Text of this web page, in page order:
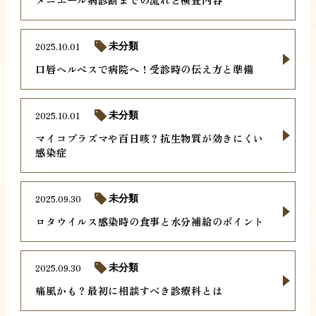
口唇ヘルペスで病院へ！受診時の伝え方と準備
2025.10.01 未分類
マイコプラズマや百日咳？抗生物質が効きにくい
感染症
2025.10.01 未分類
ロタウイルス感染時の食事と水分補給のポイント
2025.09.30 未分類
痛風かも？最初に相談すべき診療科とは
2025.09.30 未分類